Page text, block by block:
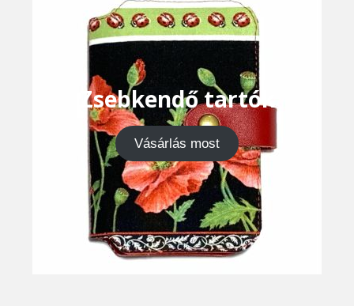
Zsebkendő tartók
Vásárlás most